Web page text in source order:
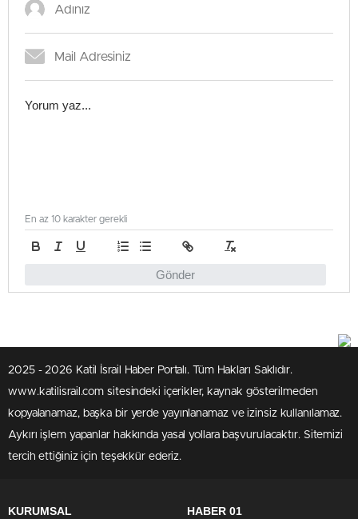
Gönder
En az 10 karakter gerekli
2025 - 2026 Katil İsrail Haber Portalı. Tüm Hakları Saklıdır.
www.katilisrail.com sitesindeki içerikler, kaynak gösterilmeden
kopyalanamaz, başka bir yerde yayınlanamaz ve izinsiz kullanılamaz.
Aykırı işlem yapanlar hakkında yasal yollara başvurulacaktır. Sitemizi
tercih ettiğiniz için teşekkür ederiz.
KURUMSAL HABER 01